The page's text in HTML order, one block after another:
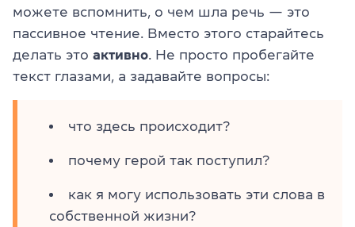
можете вспомнить, о чем шла речь — это
пассивное чтение. Вместо этого старайтесь
делать это активно . Не просто пробегайте
текст глазами, а задавайте вопросы:
что здесь происходит?
почему герой так поступил?
как я могу использовать эти слова в
собственной жизни?